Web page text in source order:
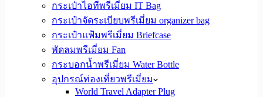
กระเป๋าไอทีพรีเมี่ยม IT Bag
กระเป๋าจัดระเบียบพรีเมี่ยม organizer bag
กระเป๋าแฟ้มพรีเมี่ยม Briefcase
พัดลมพรีเมี่ยม Fan
กระบอกน้ำพรีเมี่ยม Water Bottle
อุปกรณ์ท่องเที่ยวพรีเมี่ยม
World Travel Adapter Plug